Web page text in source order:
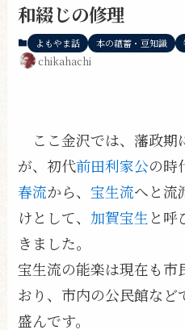
和綴じの修理
よもやま話 本の蘊蓄・豆知識
chikahachi
ここ金沢では、藩政期
が、初代前田利家公の時
春流から、宝生流へと流
けとして、 加賀宝生 と呼
きました。
宝生流の能楽は現在も市
おり、市内の公民館な
盛んです。